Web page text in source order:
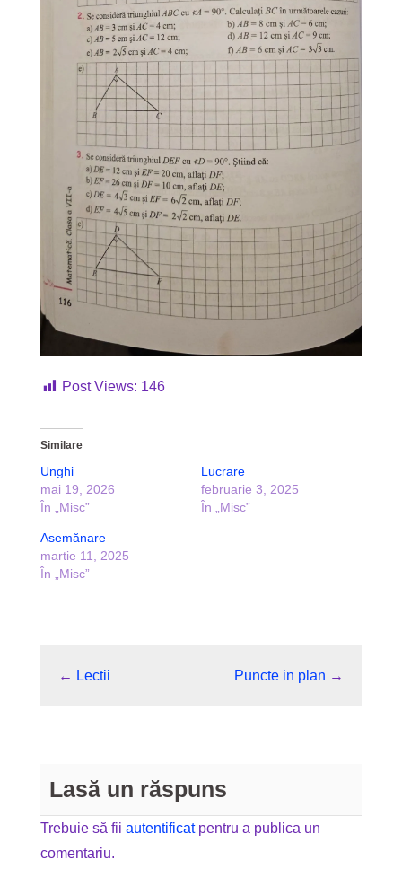
Post Views: 146
Similare
Unghi
mai 19, 2026
În „Misc”
Lucrare
februarie 3, 2025
În „Misc”
Asemănare
martie 11, 2025
În „Misc”
← Lectii Puncte in plan →
Lasă un răspuns
Trebuie să fii autentificatpentru a publica un
comentariu.